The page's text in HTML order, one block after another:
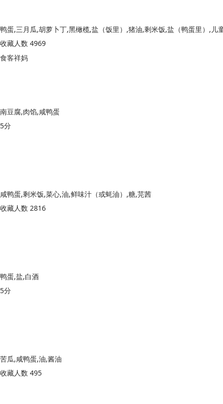
收藏人数 4969
食客祥妈
南豆腐,肉馅,咸鸭蛋
5分
咸鸭蛋,剩米饭,菜心,油,鲜味汁（或蚝油）,糖,芫茜
收藏人数 2816
鸭蛋,盐,白酒
5分
苦瓜,咸鸭蛋,油,酱油
收藏人数 495